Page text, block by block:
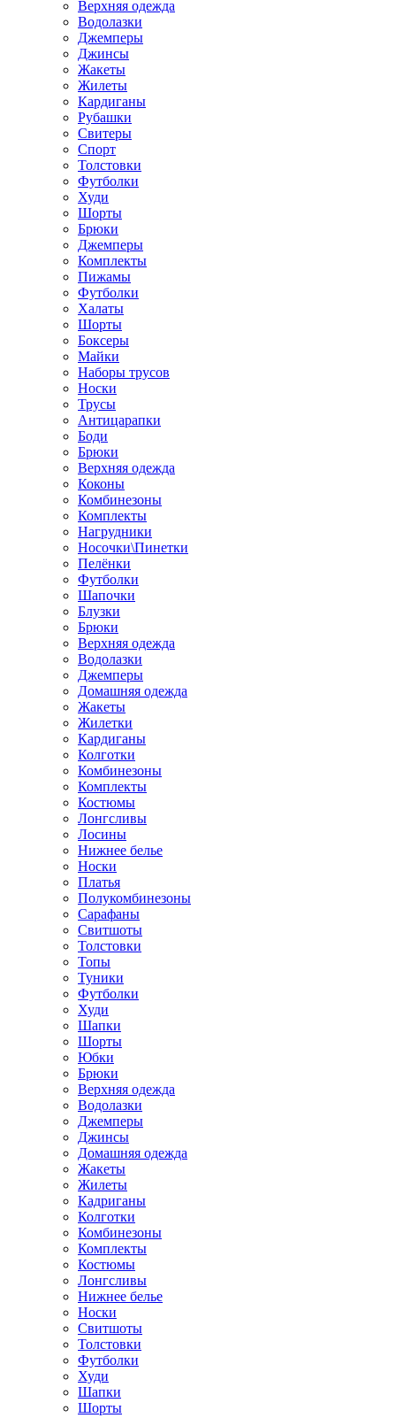
Верхняя одежда
Водолазки
Джемперы
Джинсы
Жакеты
Жилеты
Кардиганы
Рубашки
Свитеры
Спорт
Толстовки
Футболки
Худи
Шорты
Брюки
Джемперы
Комплекты
Пижамы
Футболки
Халаты
Шорты
Боксеры
Майки
Наборы трусов
Носки
Трусы
Антицарапки
Боди
Брюки
Верхняя одежда
Коконы
Комбинезоны
Комплекты
Нагрудники
Носочки\Пинетки
Пелёнки
Футболки
Шапочки
Блузки
Брюки
Верхняя одежда
Водолазки
Джемперы
Домашняя одежда
Жакеты
Жилетки
Кардиганы
Колготки
Комбинезоны
Комплекты
Костюмы
Лонгсливы
Лосины
Нижнее белье
Носки
Платья
Полукомбинезоны
Сарафаны
Свитшоты
Толстовки
Топы
Туники
Футболки
Худи
Шапки
Шорты
Юбки
Брюки
Верхняя одежда
Водолазки
Джемперы
Джинсы
Домашняя одежда
Жакеты
Жилеты
Кадриганы
Колготки
Комбинезоны
Комплекты
Костюмы
Лонгсливы
Нижнее белье
Носки
Свитшоты
Толстовки
Футболки
Худи
Шапки
Шорты